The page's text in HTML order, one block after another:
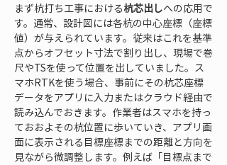
まず杭打ち工事における杭芯出しへの応用で
す。通常、設計図には各杭の中心座標（座標
値）が与えられています。従来はこれを基準
点からオフセット寸法で割り出し、現場で巻
尺やTSを使って位置を出していました。ス
マホRTKを使う場合、事前にその杭芯座標
データをアプリに入力またはクラウド経由で
読み込んでおきます。作業者はスマホを持っ
ておおよその杭位置に歩いていき、アプリ画
面に表示される目標座標までの距離と方向を
見ながら微調整します。例えば「目標点まで